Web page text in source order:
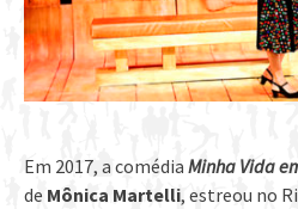
Em 2017, a comédia Minha Vida
de Mônica Martelli, estreou no